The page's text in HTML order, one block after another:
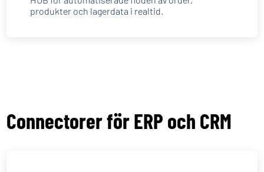
produkter och lagerdata i realtid.
Connectorer för ERP och CRM